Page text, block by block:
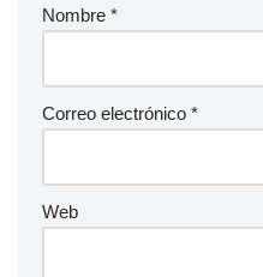
Nombre *
Correo electrónico *
Web